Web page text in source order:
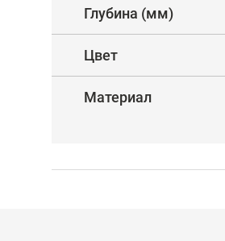
Глубина (мм)
Цвет
Материал